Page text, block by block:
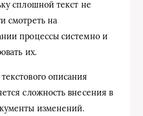
сплошной текст не
смотреть на
процессы системно и
их.
описания
сложность внесения в
изменений.